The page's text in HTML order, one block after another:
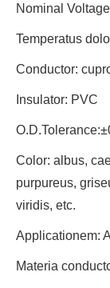
Nominal
Temperatus
Conductor:
Insulator: PVC
Color: albus,
purpureus,
viridis, etc.
Applicationem:
Materia